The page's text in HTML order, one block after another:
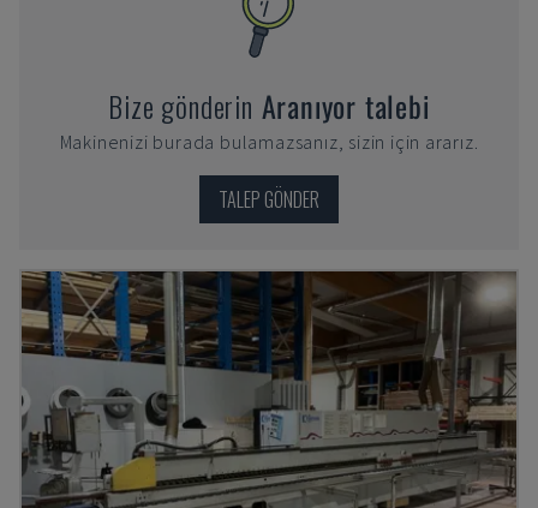
Bize gönderin Aranıyor talebi
Makinenizi burada bulamazsanız, sizin için ararız.
TALEP GÖNDER